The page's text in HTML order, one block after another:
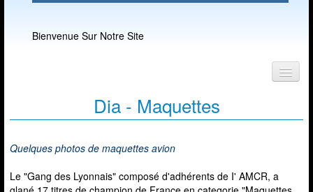
Bienvenue Sur Notre Site
Dia - Maquettes
Quelques photos de maquettes avion
Le "Gang des Lyonnais" composé d'adhérents de I' AMCR, a